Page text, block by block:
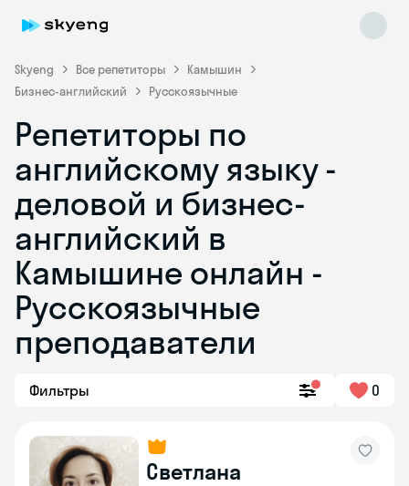
Skyeng Все репетиторы
Камышин
Бизнес-английский
Русскоязычные
Репетиторы по
английскому языку -
деловой и бизнес-
английский в
Камышине онлайн -
Русскоязычные
преподаватели
Фильтры 0
Светлана
Skyeng Chat